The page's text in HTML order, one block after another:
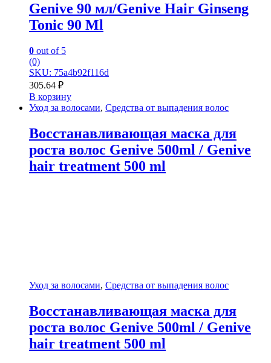
Genive 90 мл/Genive Hair Ginseng
Tonic 90 Ml
0 out of 5
(0)
SKU: 75a4b92f116d
305.64 ₽
В корзину
Уход за волосами, Средства от выпадения волос
Восстанавливающая маска для
роста волос Genive 500ml / Genive
hair treatment 500 ml
Уход за волосами, Средства от выпадения волос
Восстанавливающая маска для
роста волос Genive 500ml / Genive
hair treatment 500 ml